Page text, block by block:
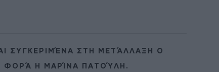
ΣΥΓΚΕΡΙΜΈΝΑ ΣΤΗ ΜΕΤΆΛΛΑΞΗ Ο
ΦΟΡΆ Η ΜΑΡΊΝΑ ΠΑΤΟΎΛΗ.